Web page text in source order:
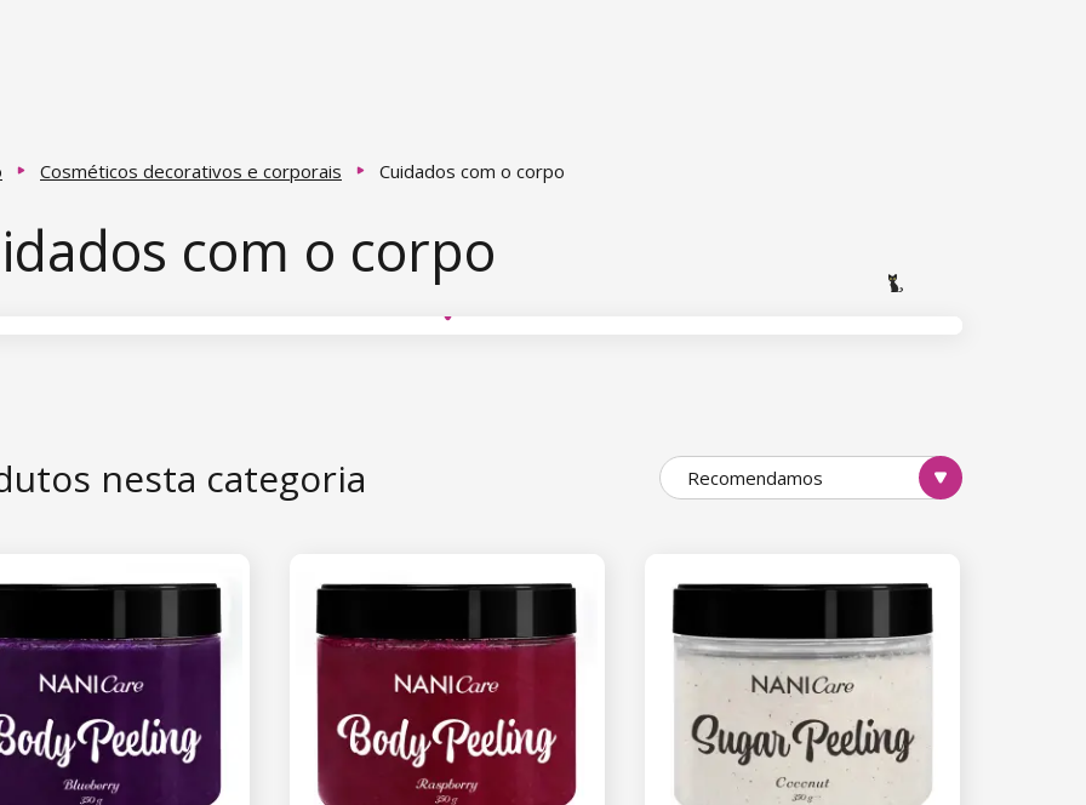
Cosméticos decorativos e corporais Cuidados com o corpo
com o corpo
nesta categoria Recomendamos